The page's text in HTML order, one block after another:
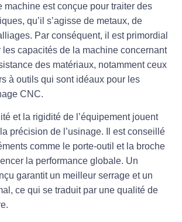
machine est conçue pour traiter des
qu’il s’agisse de metaux, de
Par conséquent, il est primordial
les capacités de la machine concernant
des matériaux, notamment ceux
à outils qui sont idéaux pour les
CNC.
et la rigidité de l’équipement jouent
précision de l’usinage. Il est conseillé
comme le porte-outil et la broche
la performance globale. Un
garantit un meilleur serrage et un
ce qui se traduit par une qualité de